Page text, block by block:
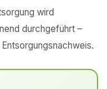
wird
durchgeführt –